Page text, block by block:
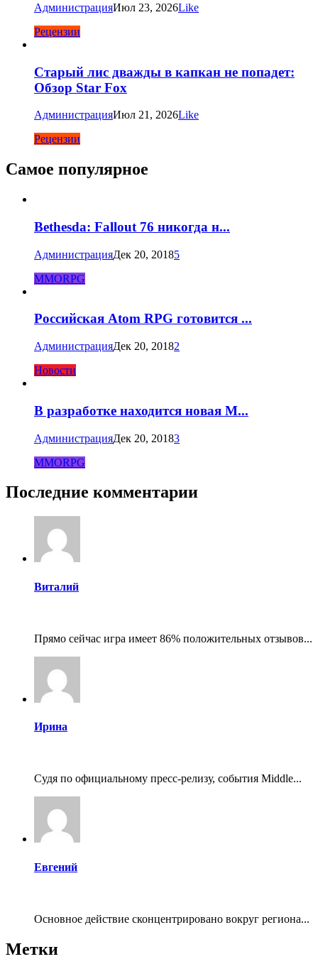
АдминистрацияИюл 23, 2026Like
Рецензии
Старый лис дважды в капкан не попадет:
Обзор Star Fox
АдминистрацияИюл 21, 2026Like
Рецензии
Самое популярное
Bethesda: Fallout 76 никогда н...
АдминистрацияДек 20, 20185
MMORPG
Российская Atom RPG готовится ...
АдминистрацияДек 20, 20182
Новости
В разработке находится новая M...
АдминистрацияДек 20, 20183
MMORPG
Последние комментарии
Виталий
Прямо сейчас игра имеет 86% положительных отзывов...
Ирина
Судя по официальному пресс-релизу, события Middle...
Евгений
Основное действие сконцентрировано вокруг региона...
Метки